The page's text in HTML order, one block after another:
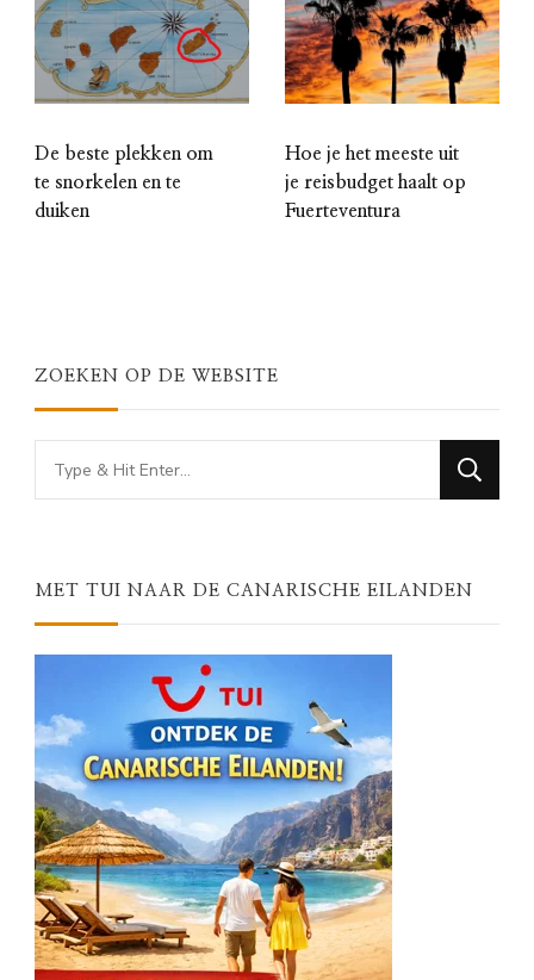
De beste plekken om
te snorkelen en te
duiken
Hoe je het meeste uit
je reisbudget haalt op
Fuerteventura
ZOEKEN OP DE WEBSITE
Looking
for
MET TUI NAAR DE CANARISCHE EILANDEN